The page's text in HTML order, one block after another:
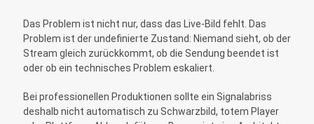
Das Problem ist nicht nur, dass das Live-Bild fehlt. Das
Problem ist der undefinierte Zustand: Niemand sieht, ob der
Stream gleich zurückkommt, ob die Sendung beendet ist
oder ob ein technisches Problem eskaliert.
Bei professionellen Produktionen sollte ein Signalabriss
deshalb nicht automatisch zu Schwarzbild, totem Player